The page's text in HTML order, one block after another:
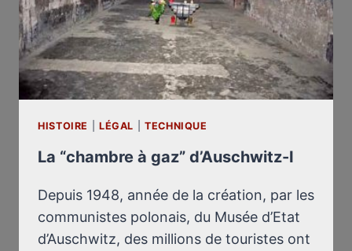
HISTOIRE LÉGAL TECHNIQUE
La “chambre à gaz” d’Auschwitz-I
Depuis 1948, année de la création, par les
communistes polonais, du Musée d’Etat
d’Auschwitz, des millions de touristes ont